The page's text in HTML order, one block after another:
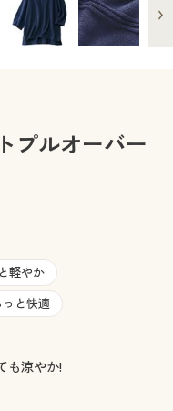
プルオーバー
軽やか
と快適
も涼やか!